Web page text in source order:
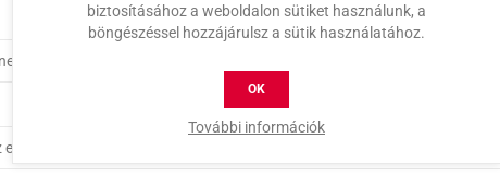
biztosításához a weboldalon sütiket használunk, a
böngészéssel hozzájárulsz a sütik használatához.
OK
További információk